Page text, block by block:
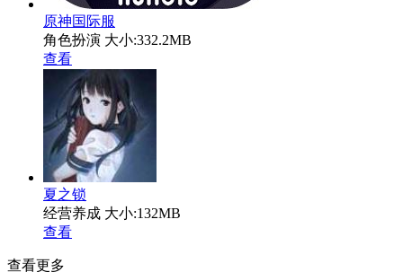
原神国际服
角色扮演 大小:332.2MB
查看
夏之锁
经营养成 大小:132MB
查看
查看更多